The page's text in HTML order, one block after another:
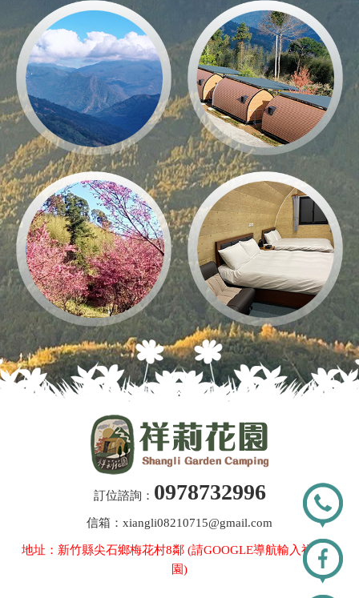
訂位諮詢： 0978732996
信箱：xiangli08210715@gmail.com
地址：新竹縣尖石鄉梅花村8鄰 (請GOOGLE導航輸入祥莉花
園)